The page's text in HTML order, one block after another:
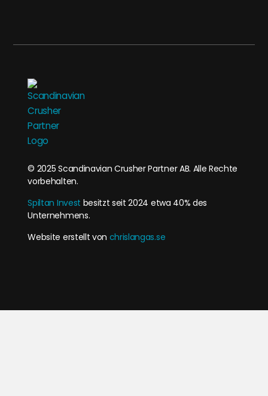
© 2025 Scandinavian Crusher Partner AB. Alle Rechte
vorbehalten.
Spiltan Invest besitzt seit 2024 etwa 40% des
Unternehmens.
Website erstellt von chrislangas.se